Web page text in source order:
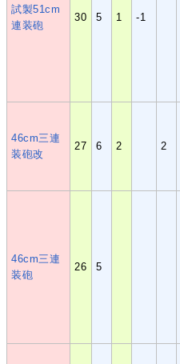
試製51cm
連装砲
30 5 1 -1
46cm三連
装砲改
27 6 2 2
46cm三連
装砲
26 5